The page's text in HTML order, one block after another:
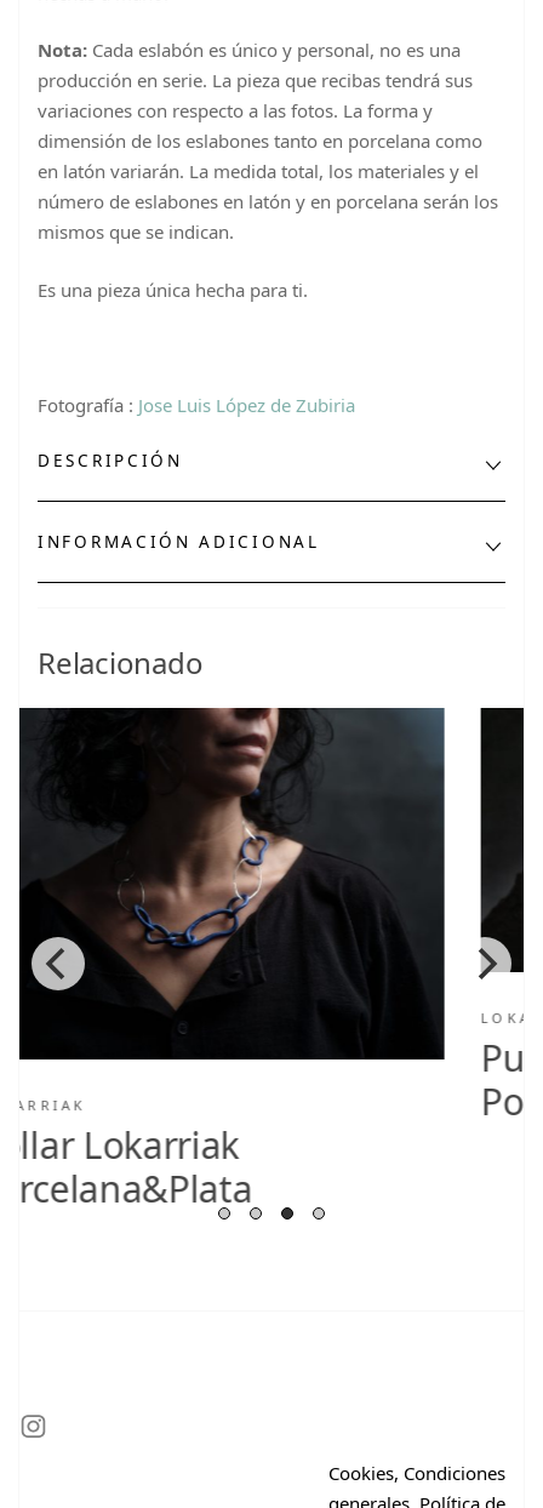
Nota: Cada eslabón es único y personal, no es una
producción en serie. La pieza que recibas tendrá sus
variaciones con respecto a las fotos. La forma y
dimensión de los eslabones tanto en porcelana como
en latón variarán. La medida total, los materiales y el
número de eslabones en latón y en porcelana serán los
mismos que se indican.
Es una pieza única hecha para ti.
Fotografía : Jose Luis López de Zubiria
DESCRIPCIÓN
INFORMACIÓN ADICIONAL
Relacionado
Pulsera Lokarriak
Porcelana&Plata
Cookies, Condiciones
generales, Política de